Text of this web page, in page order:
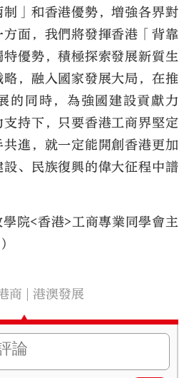
」和香港優勢，增強各界對
面，我們將發揮香港「背靠
優勢，積極探索發展新質生
，融入國家發展大局，在推
的同時，為強國建設貢獻力
持下，只要香港工商界堅定
進，就一定能開創香港更加
、民族復興的偉大征程中譜
學院<香港>工商專業同學會主
商 港澳發展